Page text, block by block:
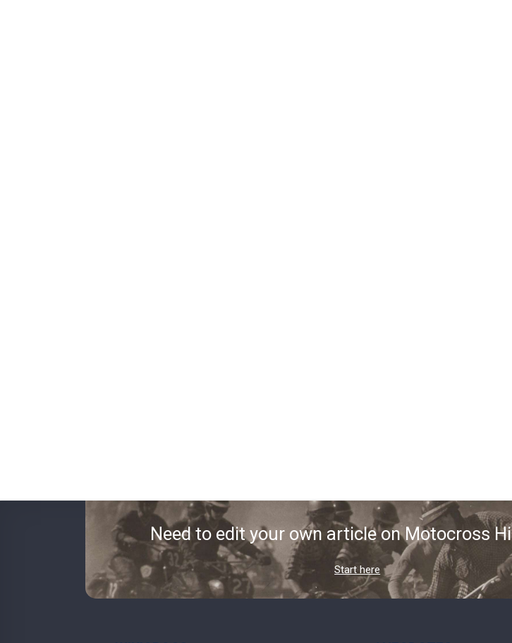
Need to edit your own article on Motocross
Start here